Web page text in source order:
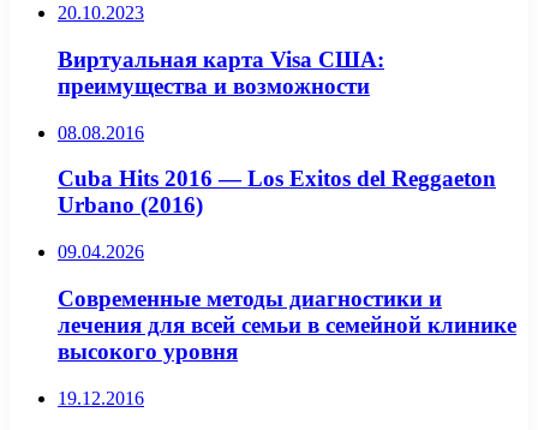
20.10.2023
Виртуальная карта Visa США:
преимущества и возможности
08.08.2016
Cuba Hits 2016 — Los Exitos del Reggaeton
Urbano (2016)
09.04.2026
Современные методы диагностики и
лечения для всей семьи в семейной клинике
высокого уровня
19.12.2016